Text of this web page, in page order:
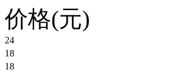
价格(元)
24
别克君威
18
18